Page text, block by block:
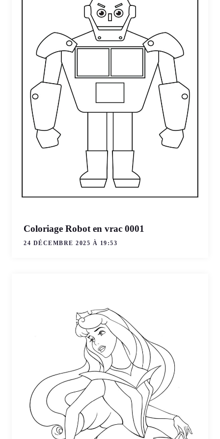
Coloriage Robot en vrac 0001
24 DÉCEMBRE 2025 À 19:53